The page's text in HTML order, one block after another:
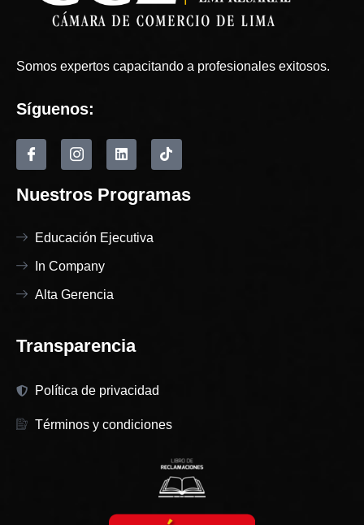
Somos expertos capacitando a profesionales exitosos.
Síguenos:
Nuestros Programas
Educación Ejecutiva
In Company
Alta Gerencia
Transparencia
Política de privacidad
Términos y condiciones